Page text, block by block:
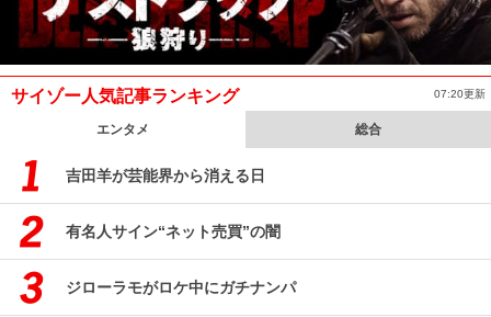
サイゾー人気記事ランキング 07:20更新
エンタメ 総合
吉田羊が芸能界から消える日
有名人サイン“ネット売買”の闇
ジローラモがロケ中にガチナンパ